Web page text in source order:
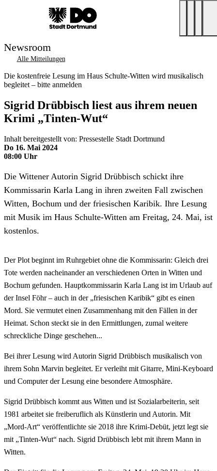
Newsroom
Alle Mitteilungen
Die kostenfreie Lesung im Haus Schulte-Witten wird musikalisch
begleitet – bitte anmelden
Sigrid Drübbisch liest aus ihrem neuen
Krimi „Tinten-Wut“
Inhalt bereitgestellt von: Pressestelle Stadt Dortmund
Do 16. Mai 2024
08:00 Uhr
Die Wittener Autorin Sigrid Drübbisch schickt ihre
Kommissarin Karla Lang in ihren zweiten Fall zwischen
Witten, Bochum und der friesischen Karibik. Ihre Lesung
mit Musik im Haus Schulte-Witten am Freitag, 24. Mai, ist
kostenlos.
Der Plot beginnt im Ruhrgebiet ohne die Kommissarin: Gleich drei
Tote werden nacheinander an verschiedenen Orten in Witten und
Bochum gefunden. Hauptkommissarin Karla Lang ist im Urlaub auf
der Insel Föhr – auch in der „friesischen Karibik“ gibt es einen
Mord. Sie vermutet einen Zusammenhang mit den Fällen in der
Heimat. Schon steckt sie in den Ermittlungen, zumal weitere
schreckliche Dinge geschehen...
Bei ihrer Lesung wird Autorin Sigrid Drübbisch musikalisch von
ihrem Sohn Marvin begleitet. Er verleiht mit Gitarre, Mini-Keyboard
und Computer der Lesung eine besondere Atmosphäre.
Sigrid Drübbisch kommt aus Witten und ist Sozialarbeiterin, seit
1981 arbeitet sie freiberuflich als Künstlerin und Autorin. Mit
„Mord-Art“ veröffentlichte sie 2018 ihre Krimi-Debüt, jetzt legt sie
mit „Tinten-Wut“ nach. Sigrid Drübbisch lebt mit ihrem Mann in
Witten.